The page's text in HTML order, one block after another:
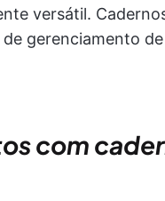
versátil.
gerenciamento
com